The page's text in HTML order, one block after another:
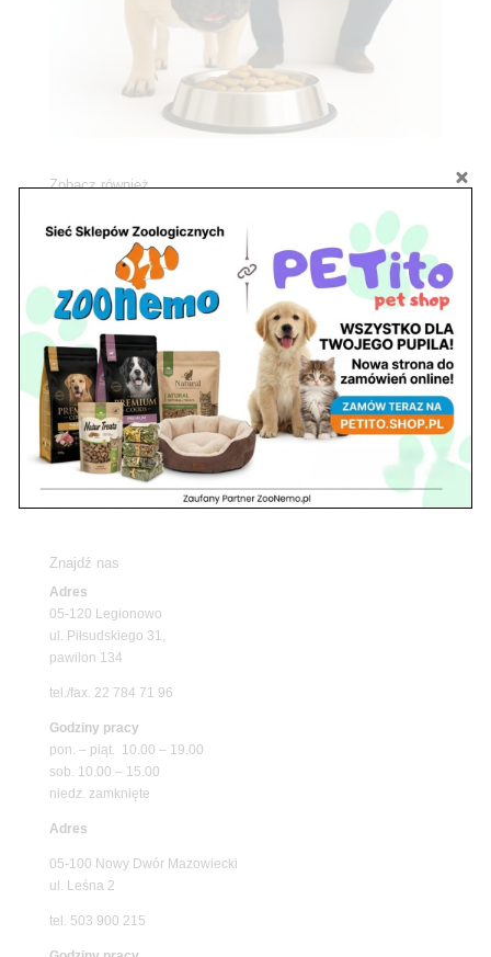
Zobacz również
Z Życia Sklepu
Ryby akwariowe Legionowo i Nowy Dwór
Mazowiecki – Sklep ZooNemo
Stwórz podwodne arcydzieło: Najpiękniejsze
rośliny akwariowe w ZooNemo – Legionowo i
Nowy Dwór Mazowiecki
Promocje
Upały wracają! Zadbaj o komfort swojego pupila
z matami chłodzącymi ZooNemo
Petito Pet Shop – Internetowy Sklep Zoologiczny
Online! Wszystko Dla Twojego Pupila | ZooNemo
Znajdź nas
Adres
05-120 Legionowo
ul. Piłsudskiego 31,
pawilon 134
tel./fax. 22 784 71 96
Godziny pracy
pon. – piąt. 10.00 – 19.00
sob. 10.00 – 15.00
niedz. zamknięte
Adres
05-100 Nowy Dwór Mazowiecki
ul. Leśna 2
tel. 503 900 215